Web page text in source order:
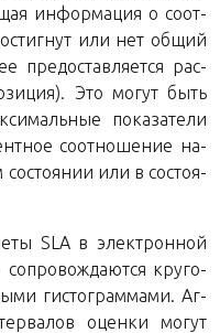
ин­фор­ма­ция о со­от­
или нет общий
предо­став­ля­ет­ся рас­
Это могут быть
по­ка­за­те­ли
со­от­но­ше­ние на­
или в со­сто­я­
SLA в элек­трон­ной
кру­го­
ги­сто­грам­ма­ми. Аг­
оцен­ки могут